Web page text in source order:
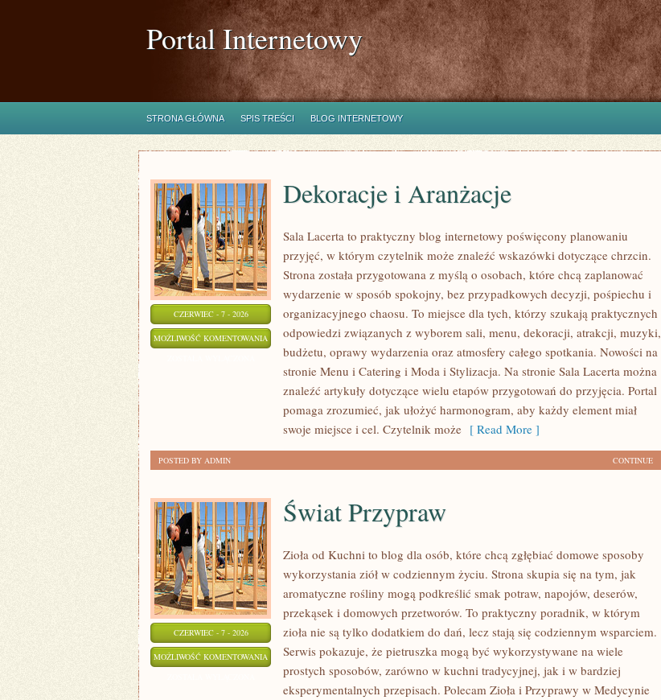
Portal Internetowy
STRONA GŁÓWNA SPIS TREŚCI BLOG INTERNETOWY
CZERWIEC - 7 - 2026
MOŻLIWOŚĆ KOMENTOWANIA DEKORACJE
ARANŻACJE
Dekoracje i Aranżacje
Sala Lacerta to praktyczny blog internetowy poświęcony planowaniu
przyjęć, w którym czytelnik może znaleźć wskazówki dotyczące chrzcin.
Strona została przygotowana z myślą o osobach, które chcą zaplanować
wydarzenie w sposób spokojny, bez przypadkowych decyzji, pośpiechu i
organizacyjnego chaosu. To miejsce dla tych, którzy szukają praktycznych
odpowiedzi związanych z wyborem sali, menu, dekoracji, atrakcji, muzyki,
budżetu, oprawy wydarzenia oraz atmosfery całego spotkania. Nowości na
stronie Menu i Catering i Moda i Stylizacja. Na stronie Sala Lacerta można
znaleźć artykuły dotyczące wielu etapów przygotowań do przyjęcia. Portal
pomaga zrozumieć, jak ułożyć harmonogram, aby każdy element miał
swoje miejsce i cel. Czytelnik może [ Read More ]
CONTINUE
POSTED BY ADMIN
CZERWIEC - 7 - 2026
MOŻLIWOŚĆ KOMENTOWANIA ŚWIAT
PRZYPRAW
Świat Przypraw
Zioła od Kuchni to blog dla osób, które chcą zgłębiać domowe sposoby
wykorzystania ziół w codziennym życiu. Strona skupia się na tym, jak
aromatyczne rośliny mogą podkreślić smak potraw, napojów, deserów,
przekąsek i domowych przetworów. To praktyczny poradnik, w którym
zioła nie są tylko dodatkiem do dań, lecz stają się codziennym wsparciem.
Serwis pokazuje, że pietruszka mogą być wykorzystywane na wiele
prostych sposobów, zarówno w kuchni tradycyjnej, jak i w bardziej
eksperymentalnych przepisach. Polecam Zioła i Przyprawy w Medycynie